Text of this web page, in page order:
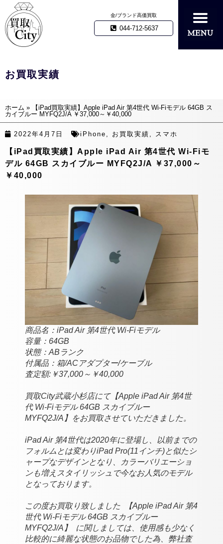
金/ブランド高価買取
044-712-5637
お買取実績
ホーム »
【iPad買取実績】Apple iPad Air 第4世代 Wi-Fiモデル 64GB ス
カイブルー MYFQ2J/A ￥37,000～￥40,000
2022年4月7日 iPhone お買取実績 スマホ
【iPad買取実績】Apple iPad Air 第4世代 Wi-Fiモ
デル 64GB スカイブルー MYFQ2J/A ￥37,000～
￥40,000
商品名：iPad Air 第4世代 Wi-Fiモデル
容量：64GB
状態：ABランク
付属品： 箱/ACアダプター/ケーブル
査定額:￥37,000～￥40,000
買取City武蔵小杉店にて【Apple iPad Air 第4世
代 Wi-Fiモデル 64GB スカイブルー
MYFQ2J/A】をお買取させていただきました。
iPad Air 第4世代は2020年に登場し、以前までの
フォルムとは変わりiPad Pro(11インチ)と似たシ
ャープなデザインとなり、カラーバリエーショ
ンも増えスタイリッシュで今なお人気のモデル
となっております。
この度お買取り致しました
【Apple iPad Air 第4
世代 Wi-Fiモデル 64GB スカイブルー
MYFQ2J/A】
に関しましては、使用感も少なく
比較的に綺麗な状態のお品物でした為、弊社査